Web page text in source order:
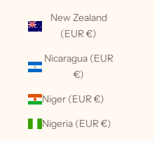
New Zealand
(EUR €)
Nicaragua (EUR
€)
Niger (EUR €)
Nigeria (EUR €)